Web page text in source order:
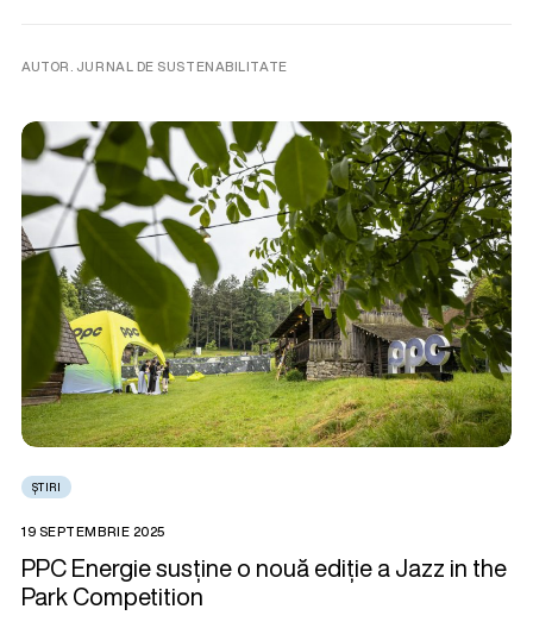
AUTOR. JURNAL DE SUSTENABILITATE
ȘTIRI
19 SEPTEMBRIE 2025
PPC Energie susține o nouă ediție a Jazz in the
Park Competition